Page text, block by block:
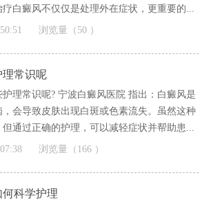
白癜风不仅仅是处理外在症状，更重要的...
浏览量（50 ）
理常识呢
护理常识呢? 宁波白癜风医院 指出：白癜风是
会导致皮肤出现白斑或色素流失。虽然这种
通过正确的护理，可以减轻症状并帮助患...
浏览量（166 ）
科学护理